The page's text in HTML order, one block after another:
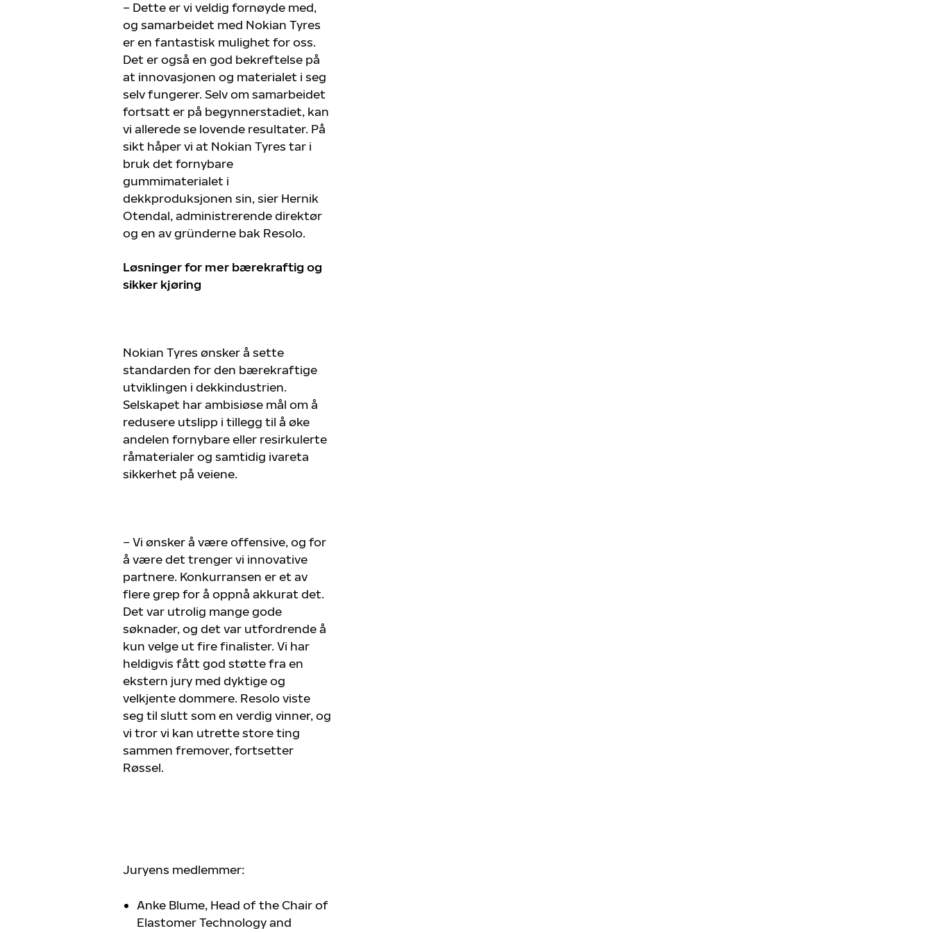
– Dette er vi veldig fornøyde med,
og samarbeidet med Nokian Tyres
er en fantastisk mulighet for oss.
Det er også en god bekreftelse på
at innovasjonen og materialet i seg
selv fungerer. Selv om samarbeidet
fortsatt er på begynnerstadiet, kan
vi allerede se lovende resultater. På
sikt håper vi at Nokian Tyres tar i
bruk det fornybare
gummimaterialet i
dekkproduksjonen sin, sier Hernik
Otendal, administrerende direktør
og en av gründerne bak Resolo.
Løsninger for mer bærekraftig og
sikker kjøring
Nokian Tyres ønsker å sette
standarden for den bærekraftige
utviklingen i dekkindustrien.
Selskapet har ambisiøse mål om å
redusere utslipp i tillegg til å øke
andelen fornybare eller resirkulerte
råmaterialer og samtidig ivareta
sikkerhet på veiene.
– Vi ønsker å være offensive, og for
å være det trenger vi innovative
partnere. Konkurransen er et av
flere grep for å oppnå akkurat det.
Det var utrolig mange gode
søknader, og det var utfordrende å
kun velge ut fire finalister. Vi har
heldigvis fått god støtte fra en
ekstern jury med dyktige og
velkjente dommere. Resolo viste
seg til slutt som en verdig vinner, og
vi tror vi kan utrette store ting
sammen fremover, fortsetter
Røssel.
Juryens medlemmer:
Anke Blume, Head of the Chair of
Elastomer Technology and